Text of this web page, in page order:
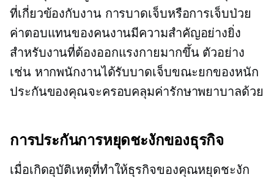
ที่เกี่ยวข้องกับงานการบาดเจ็บหรือการเจ็บป่วย
ค่าตอบแทนของคนงานมีความสำคัญอย่างยิ่ง
สำหรับงานที่ต้องออกแรงกายมากขึ้น ตัวอย่าง
เช่น หากพนักงานได้รับบาดเจ็บขณะยกของหนัก
ประกันของคุณจะครอบคลุมค่ารักษาพยาบาลด้วย
การประกันการหยุดชะงักของธุรกิจ
เมื่อเกิดอุบัติเหตุที่ทำให้ธุรกิจของคุณหยุดชะงัก